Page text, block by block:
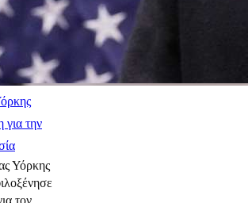
για την
Υόρκης
τον